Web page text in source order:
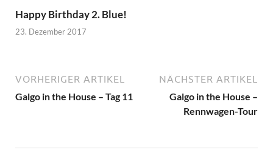
Happy Birthday 2. Blue!
23. Dezember 2017
VORHERIGER ARTIKEL
Galgo in the House – Tag 11
NÄCHSTER ARTIKEL
Galgo in the House –
Rennwagen-Tour